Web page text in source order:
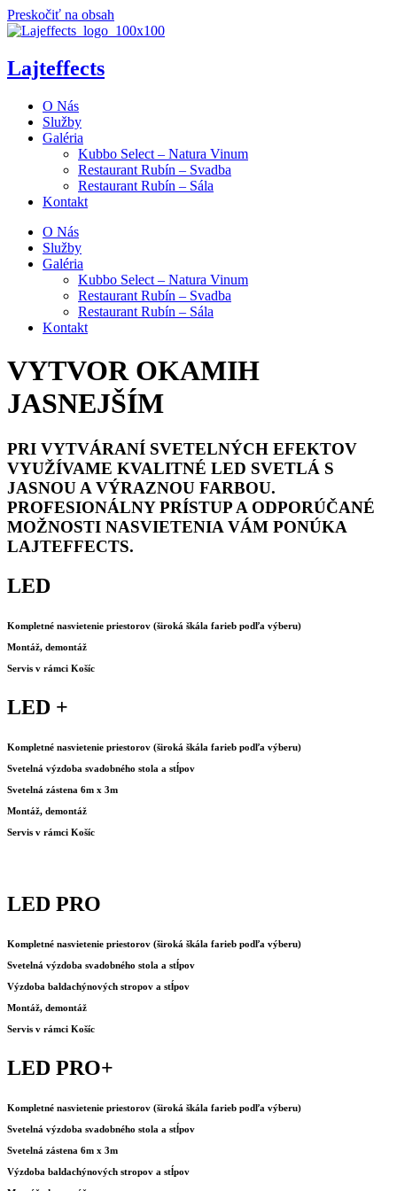
Preskočiť na obsah
Lajteffects
O Nás
Služby
Galéria
Kubbo Select – Natura Vinum
Restaurant Rubín – Svadba
Restaurant Rubín – Sála
Kontakt
O Nás
Služby
Galéria
Kubbo Select – Natura Vinum
Restaurant Rubín – Svadba
Restaurant Rubín – Sála
Kontakt
VYTVOR OKAMIH
JASNEJŠÍM
PRI VYTVÁRANÍ SVETELNÝCH EFEKTOV
VYUŽÍVAME KVALITNÉ LED SVETLÁ S
JASNOU A VÝRAZNOU FARBOU.
PROFESIONÁLNY PRÍSTUP A ODPORÚČANÉ
MOŽNOSTI NASVIETENIA VÁM PONÚKA
LAJTEFFECTS.
LED
Kompletné nasvietenie priestorov (široká škála farieb podľa výberu)
Montáž, demontáž
Servis v rámci Košíc
LED +
Kompletné nasvietenie priestorov (široká škála farieb podľa výberu)
Svetelná výzdoba svadobného stola a stĺpov
Svetelná zástena 6m x 3m
Montáž, demontáž
Servis v rámci Košíc
LED PRO
Kompletné nasvietenie priestorov (široká škála farieb podľa výberu)
Svetelná výzdoba svadobného stola a stĺpov
Výzdoba baldachýnových stropov a stĺpov
Montáž, demontáž
Servis v rámci Košíc
LED PRO+
Kompletné nasvietenie priestorov (široká škála farieb podľa výberu)
Svetelná výzdoba svadobného stola a stĺpov
Svetelná zástena 6m x 3m
Výzdoba baldachýnových stropov a stĺpov